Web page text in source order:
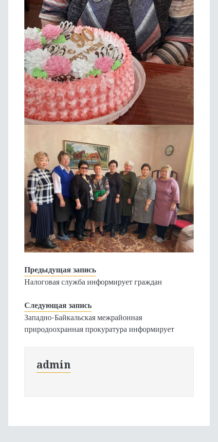
Предыдущая запись
Налоговая служба информирует граждан
Следующая запись
Западно-Байкальская межрайонная
природоохранная прокуратура информирует
admin